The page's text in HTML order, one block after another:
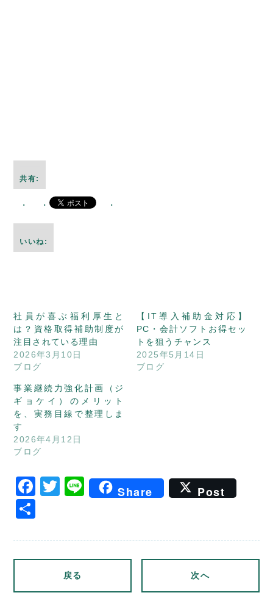
共有:
いいね:
社員が喜ぶ福利厚生と
は？資格取得補助制度が
注目されている理由
2026年3月10日
ブログ
【IT導入補助金対応】
PC・会計ソフトお得セッ
トを狙うチャンス
2025年5月14日
ブログ
事業継続力強化計画（ジ
ギョケイ）のメリット
を、実務目線で整理しま
す
2026年4月12日
ブログ
Facebook
Twitter
LineShare Post
戻る 次へ